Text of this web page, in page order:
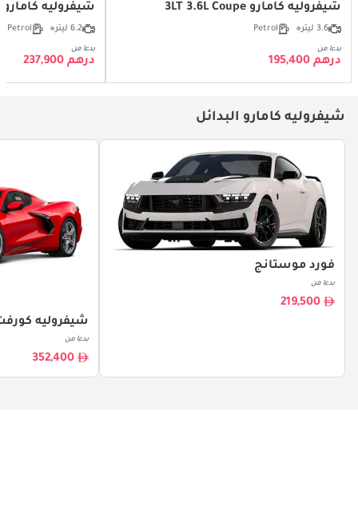
شيفروليه كامارو 3LT 3.6L Coupe
3.6 ليتر Petrol
بدءا من
درهم 195,400
شيفروليه كامارو SS 6.2L Coupe
6.2 ليتر Petrol
بدءا من
درهم 237,900
شيفروليه كامارو البدائل
فورد موستانج
بدءا من
219,500
شيفروليه
بدءا من
352,400